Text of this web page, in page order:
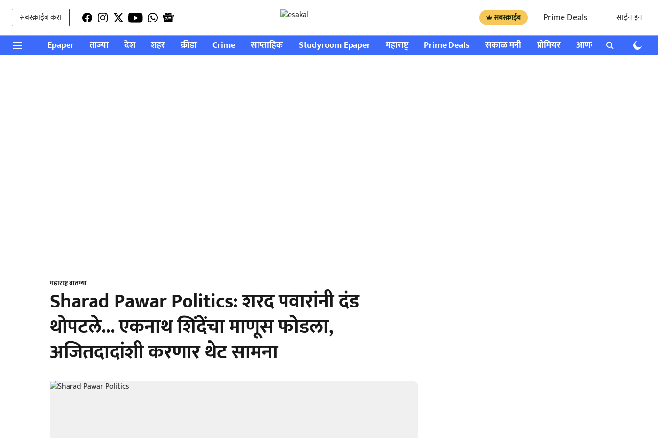
सबस्क्राईब करा सबस्क्राईब Prime Deals साईन इन
Epaper ताज्या देश शहर क्रीडा Crime साप्ताहिक Studyroom Epaper महाराष्ट्र Prime Deals सकाळ मनी प्रीमियर आणखी राशी भविष्य
महाराष्ट्र बातम्या
Sharad Pawar Politics: शरद पवारांनी दंड
थोपटले... एकनाथ शिंदेंचा माणूस फोडला,
अजितदादांशी करणार थेट सामना